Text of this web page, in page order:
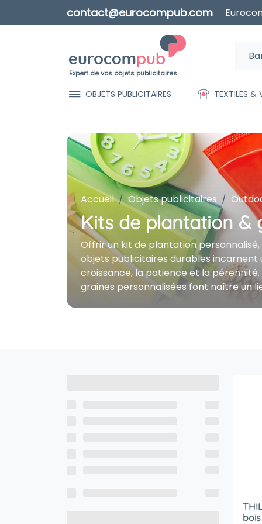
contact@eurocompub.com
Expert de vos objets publicitaires
OBJETS PUBLICITAIRES TEXTILES &
Accueil Objets publicitaires
Kits de plantation &
Offrir un kit de plantation personnalisé,
objets publicitaires durables incarnent
croissance, la patience et la pérennité.
graines personnalisées font naître un